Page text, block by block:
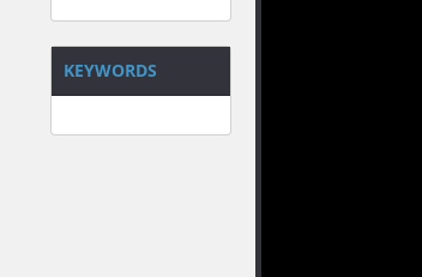
KEYWORDS